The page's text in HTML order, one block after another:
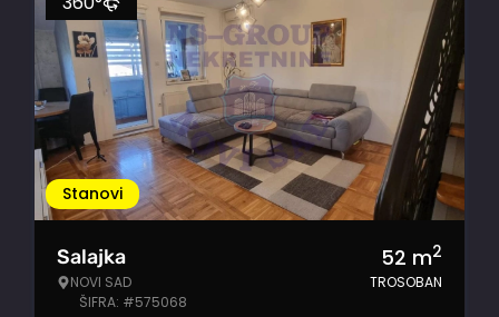
Stanovi
Salajka
NOVI SAD
ŠIFRA: #575068
52 m2
TROSOBAN